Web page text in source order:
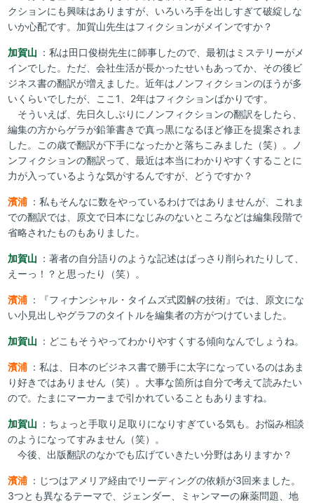
クションにも興味はありますが、いろいろ手を出しすぎて破綻しな
いか心配です。加賀山先生はフィクションがメインですか？
加賀山 ：私は田口俊樹先生に師事したので、最初はミステリーがメ
インでした。ただ、会社生活が長かったせいもあってか、その後ビ
ジネス書の翻訳が増えました。近年はノンフィクションのほうが多
いくらいでしたが、ここ1、2年はフィクションばかりです。
そういえば、先日久しぶりにノンフィクションの翻訳をしたら、
編集の方からゲラが鉛筆書きで真っ黒になるほど修正を提案されま
した。この歳で翻訳が下手になったかと落ちこみました（笑）。ノ
ンフィクションの翻訳って、最近は本当にわかりやすくすることに
力が入っているような気がするんですが、どうですか？
濱浦 ：私もそんなに数をやっているわけではありませんが、これま
での翻訳では、原文で日本になじみのないところなどは編集段階で
省略されたものもありました。
加賀山 ：著者の自分語りのような記述はばっさり削られたりして、
えーっ！？と思ったり（笑）。
濱浦 ：『フィナンシャル・タイムズ式図解の技術』では、原文にな
い小見出しやグラフのタイトルを編集者の方がつけていました。
加賀山 ：どこもそうやってわかりやすくする傾向なんでしょうね。
濱浦 ：私は、日本のビジネス書で勝手に太字になっているのはあま
り好きではありません（笑）。大事な箇所は自分で考えて読みたい
ので。たまにマーカーまで引かれていることもありますね。
加賀山 ：ちょっと手取り足取りになりすぎている気も。お悩み相談
のようになってすみません（笑）。
今後、出版翻訳のなかでも広げていきたい分野はありますか？
濱浦 ：じつはアメリア経由でリーディングの依頼が3回来ました。
3つとも異なるテーマで、ジェンダー、ミャンマーの麻薬問題、地